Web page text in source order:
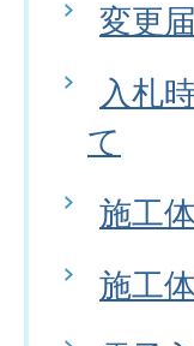
変更届
入札
て
施工
施工